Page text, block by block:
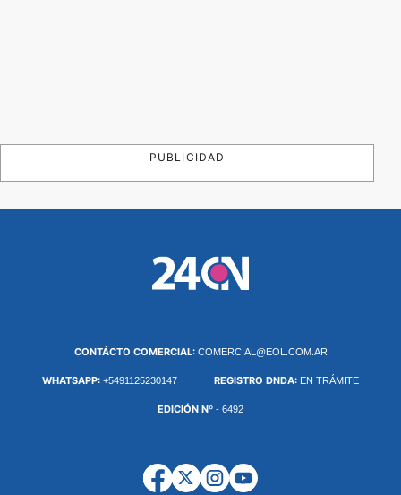
PUBLICIDAD
CONTÁCTO COMERCIAL: COMERCIAL@EOL.COM.AR
WHATSAPP: +5491125230147 REGISTRO DNDA: EN TRÁMITE
EDICIÓN Nº - 6492